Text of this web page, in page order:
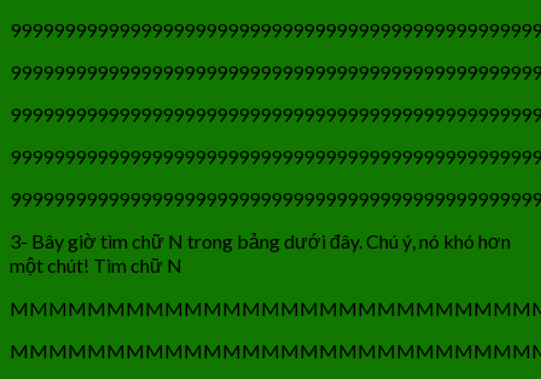
3- Bây giờ tìm chữ N trong bảng dưới đây. Chú ý, nó khó hơn
một chút! Tìm chữ N